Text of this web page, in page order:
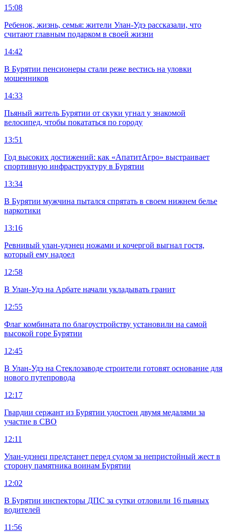
15:08
Ребенок, жизнь, семья: жители Улан-Удэ рассказали, что
считают главным подарком в своей жизни
14:42
В Бурятии пенсионеры стали реже вестись на уловки
мошенников
14:33
Пьяный житель Бурятии от скуки угнал у знакомой
велосипед, чтобы покататься по городу
13:51
Год высоких достижений: как «АпатитАгро» выстраивает
спортивную инфраструктуру в Бурятии
13:34
В Бурятии мужчина пытался спрятать в своем нижнем белье
наркотики
13:16
Ревнивый улан-удэнец ножами и кочергой выгнал гостя,
который ему надоел
12:58
В Улан-Удэ на Арбате начали укладывать гранит
12:55
Флаг комбината по благоустройству установили на самой
высокой горе Бурятии
12:45
В Улан-Удэ на Стеклозаводе строители готовят основание для
нового путепровода
12:17
Гвардии сержант из Бурятии удостоен двумя медалями за
участие в СВО
12:11
Улан-удэнец предстанет перед судом за непристойный жест в
сторону памятника воинам Бурятии
12:02
В Бурятии инспекторы ДПС за сутки отловили 16 пьяных
водителей
11:56